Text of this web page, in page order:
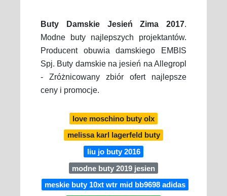
Buty Damskie Jesień Zima 2017.
Modne buty najlepszych projektantów.
Producent obuwia damskiego EMBIS
Spj. Buty damskie na jesień na Allegropl
- Zróżnicowany zbiór ofert najlepsze
ceny i promocje.
love moschino buty olx
melissa karl lagerfeld buty
liu jo buty 2016
modne buty 2019 jesien
meskie buty 10xt wtr mid bb9698 adidas